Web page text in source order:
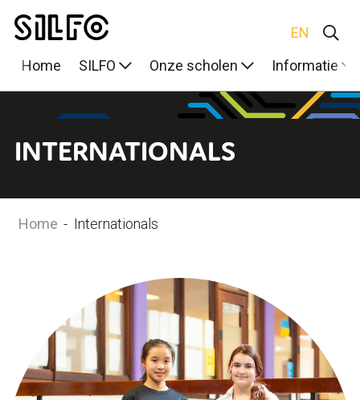
EN
Home
SILFO Onze scholen Informatie
INTERNATIONALS
Home - Internationals